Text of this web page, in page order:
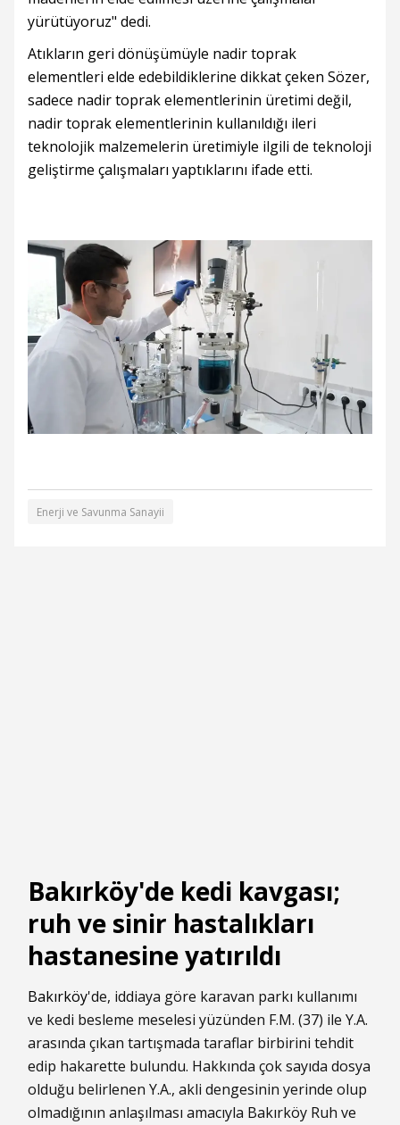
yürütüyoruz" dedi.
Atıkların geri dönüşümüyle nadir toprak
elementleri elde edebildiklerine dikkat çeken Sözer,
sadece nadir toprak elementlerinin üretimi değil,
nadir toprak elementlerinin kullanıldığı ileri
teknolojik malzemelerin üretimiyle ilgili de teknoloji
geliştirme çalışmaları yaptıklarını ifade etti.
Enerji ve Savunma Sanayii
Bakırköy'de kedi kavgası;
ruh ve sinir hastalıkları
hastanesine yatırıldı
Bakırköy'de, iddiaya göre karavan parkı kullanımı
ve kedi besleme meselesi yüzünden F.M. (37) ile Y.A.
arasında çıkan tartışmada taraflar birbirini tehdit
edip hakarette bulundu. Hakkında çok sayıda dosya
olduğu belirlenen Y.A., akli dengesinin yerinde olup
olmadığının anlaşılması amacıyla Bakırköy Ruh ve